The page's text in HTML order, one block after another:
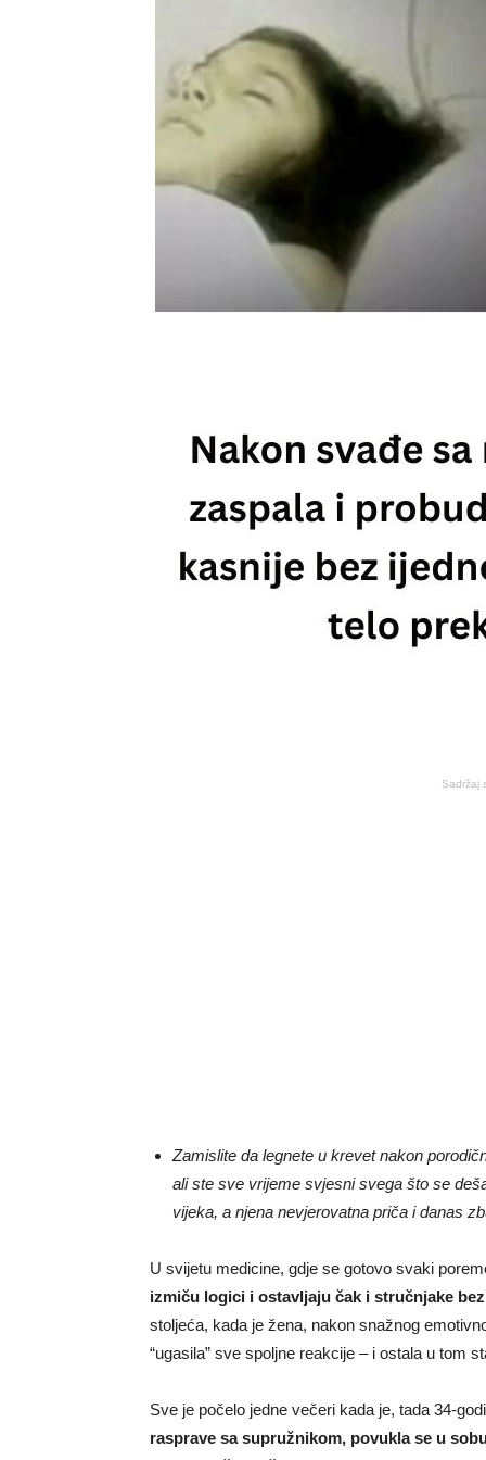
Sadržaj
Zamislite da legnete u krevet nakon
ali ste sve vrijeme svjesni svega što se
vijeka, a njena nevjerovatna priča i danas
U svijetu medicine, gdje se gotovo svaki
izmiču logici i ostavljaju čak i stručnjake
stoljeća, kada je žena, nakon snažnog
“ugasila” sve spoljne reakcije – i ostala u tom
Sve je počelo jedne večeri kada je, tada 34-
rasprave sa supružnikom, povukla se u